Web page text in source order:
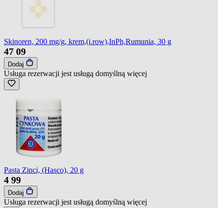
Skinoren, 200 mg/g, krem,(i.row),InPh,Rumunia, 30 g
47 09
Dodaj
Usługa rezerwacji jest usługą domyślną więcej
Pasta Zinci, (Hasco), 20 g
4 99
Dodaj
Usługa rezerwacji jest usługą domyślną więcej